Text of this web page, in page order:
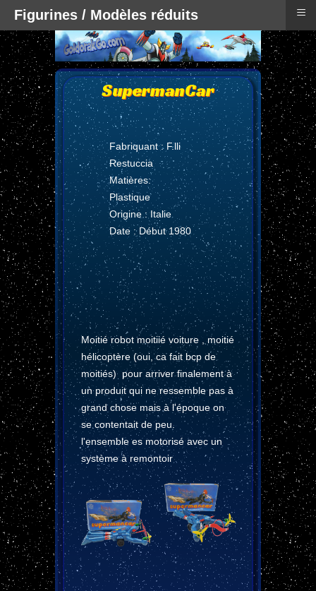
SupermanCar
Fabriquant : F.lli
Restuccia
Matières:
Plastique
Origine : Italie
Date : Début 1980
Moitié robot moitiié voiture , moitié
hélicoptère (oui, ca fait bcp de
moitiés) pour arriver finalement à
un produit qui ne ressemble pas à
grand chose mais à l'époque on
se contentait de peu.
l'ensemble es motorisé avec un
système à remontoir
Figurines / Modèles réduits ≡